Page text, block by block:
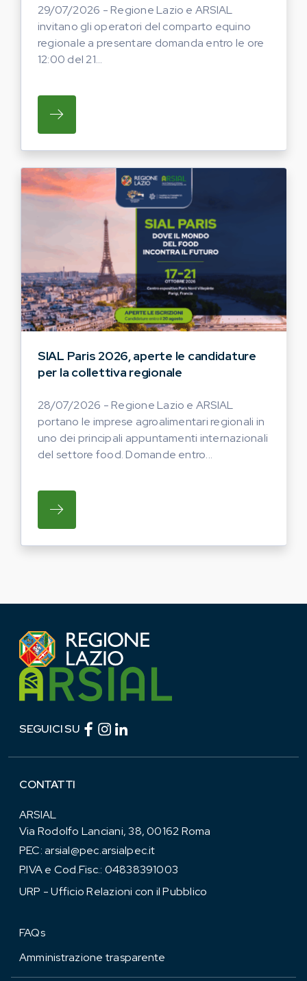
29/07/2026 - Regione Lazio e ARSIAL
invitano gli operatori del comparto equino
regionale a presentare domanda entro le ore
12:00 del 21...
SU REGIONE LAZIO E ARSIAL INVITANO
SIAL Paris 2026, aperte le candidature
per la collettiva regionale
28/07/2026 - Regione Lazio e ARSIAL
portano le imprese agroalimentari regionali in
uno dei principali appuntamenti internazionali
del settore food. Domande entro...
SU REGIONE LAZIO E ARSIAL PORTANO
SEGUICI SU Facebook (link esterno)
Instagram (link esterno)
CONTATTI
ARSIAL
Via Rodolfo Lanciani, 38, 00162 Roma
PEC:arsial@pec.arsialpec.it
P.IVA e Cod.Fisc.: 04838391003
URP - Ufficio Relazioni con il Pubblico
FAQs
Amministrazione trasparente